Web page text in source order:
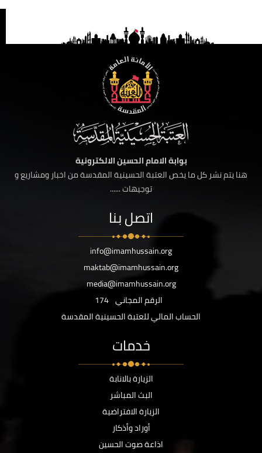
بوابة الامام الحسين الالكترونية
هنا يتم نشر كل ما يخص العتبة الحسينية المقدسة من اخبار ومشاريع و
توجيهات ......
اتصل بنا
info@imamhussain.org
maktab@imamhussain.org
media@imamhussain.org
الرقم المجاني 174
الحساب المالي للعتبة الحسينية المقدسة
خدمات
الزيارة بالانابة
البث المباشر
الزيارة الافتراضية
أوراد وأذكار
اذاعة صوت الحسين